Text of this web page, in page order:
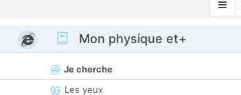
Mon physique et+
Je cherche
Les yeux